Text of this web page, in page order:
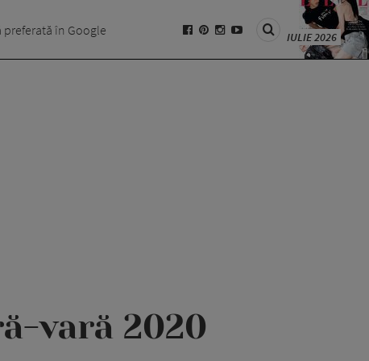
preferată în Google IULIE 2026
vară 2020